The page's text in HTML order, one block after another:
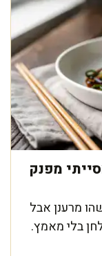
מפנק
מרענן אבל
בלי מאמץ.